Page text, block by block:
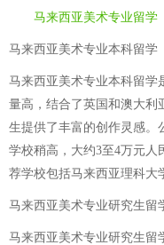
马来西亚美术专业留学
马来西亚美术专业本科留学
马来西亚美术专业本科留学
量高，结合了英国和澳大利
生提供了丰富的创作灵感。
学校稍高，大约3至4万元人
荐学校包括马来西亚理科大
马来西亚美术专业研究生留
马来西亚美术专业研究生留